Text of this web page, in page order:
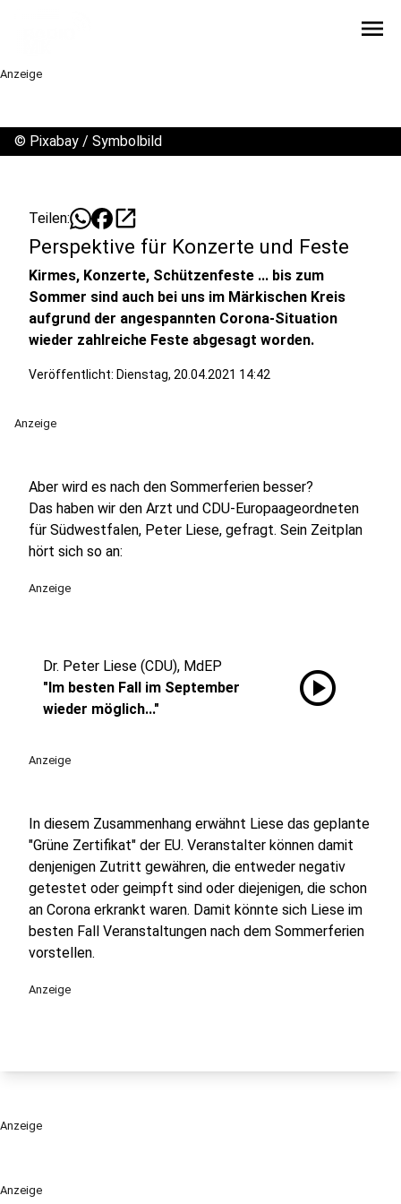
menu
Anzeige
Anzeige
© Pixabay / Symbolbild
Teilen: open_in_new
Perspektive für Konzerte und Feste
Kirmes, Konzerte, Schützenfeste ... bis zum
Sommer sind auch bei uns im Märkischen Kreis
aufgrund der angespannten Corona-Situation
wieder zahlreiche Feste abgesagt worden.
Veröffentlicht: Dienstag, 20.04.2021 14:42
Anzeige
Aber wird es nach den Sommerferien besser?
Das haben wir den Arzt und CDU-Europaageordneten
für Südwestfalen, Peter Liese, gefragt. Sein Zeitplan
hört sich so an:
Anzeige
Dr. Peter Liese (CDU), MdEP
"Im besten Fall im September
wieder möglich..."
play_circle
Anzeige
In diesem Zusammenhang erwähnt Liese das geplante
"Grüne Zertifikat" der EU. Veranstalter können damit
denjenigen Zutritt gewähren, die entweder negativ
getestet oder geimpft sind oder diejenigen, die schon
an Corona erkrankt waren. Damit könnte sich Liese im
besten Fall Veranstaltungen nach dem Sommerferien
vorstellen.
Anzeige
Anzeige